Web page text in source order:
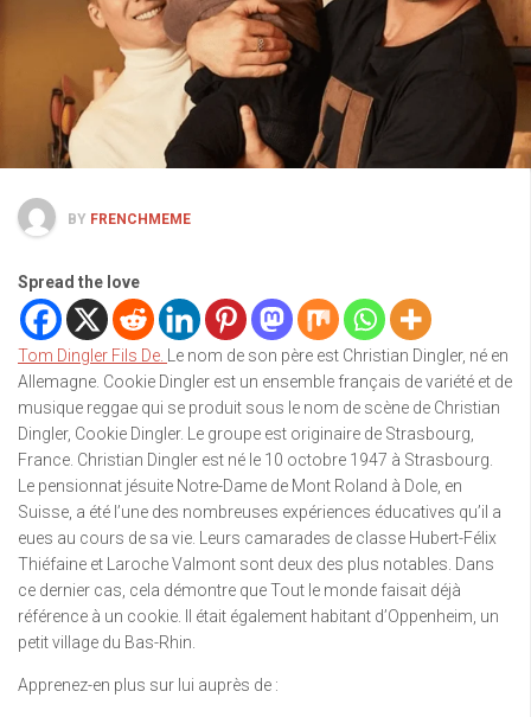
BY FRENCHMEME
Spread the love
Tom Dingler Fils De. Le nom de son père est Christian Dingler, né en
Allemagne. Cookie Dingler est un ensemble français de variété et de
musique reggae qui se produit sous le nom de scène de Christian
Dingler, Cookie Dingler. Le groupe est originaire de Strasbourg,
France. Christian Dingler est né le 10 octobre 1947 à Strasbourg.
Le pensionnat jésuite Notre-Dame de Mont Roland à Dole, en
Suisse, a été l’une des nombreuses expériences éducatives qu’il a
eues au cours de sa vie. Leurs camarades de classe Hubert-Félix
Thiéfaine et Laroche Valmont sont deux des plus notables. Dans
ce dernier cas, cela démontre que Tout le monde faisait déjà
référence à un cookie. Il était également habitant d’Oppenheim, un
petit village du Bas-Rhin.
Apprenez-en plus sur lui auprès de :